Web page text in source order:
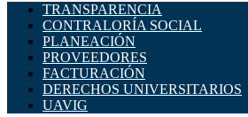
TRANSPARENCIA
CONTRALORÍA SOCIAL
PLANEACIÓN
PROVEEDORES
FACTURACIÓN
DERECHOS UNIVERSITARIOS
UAVIG